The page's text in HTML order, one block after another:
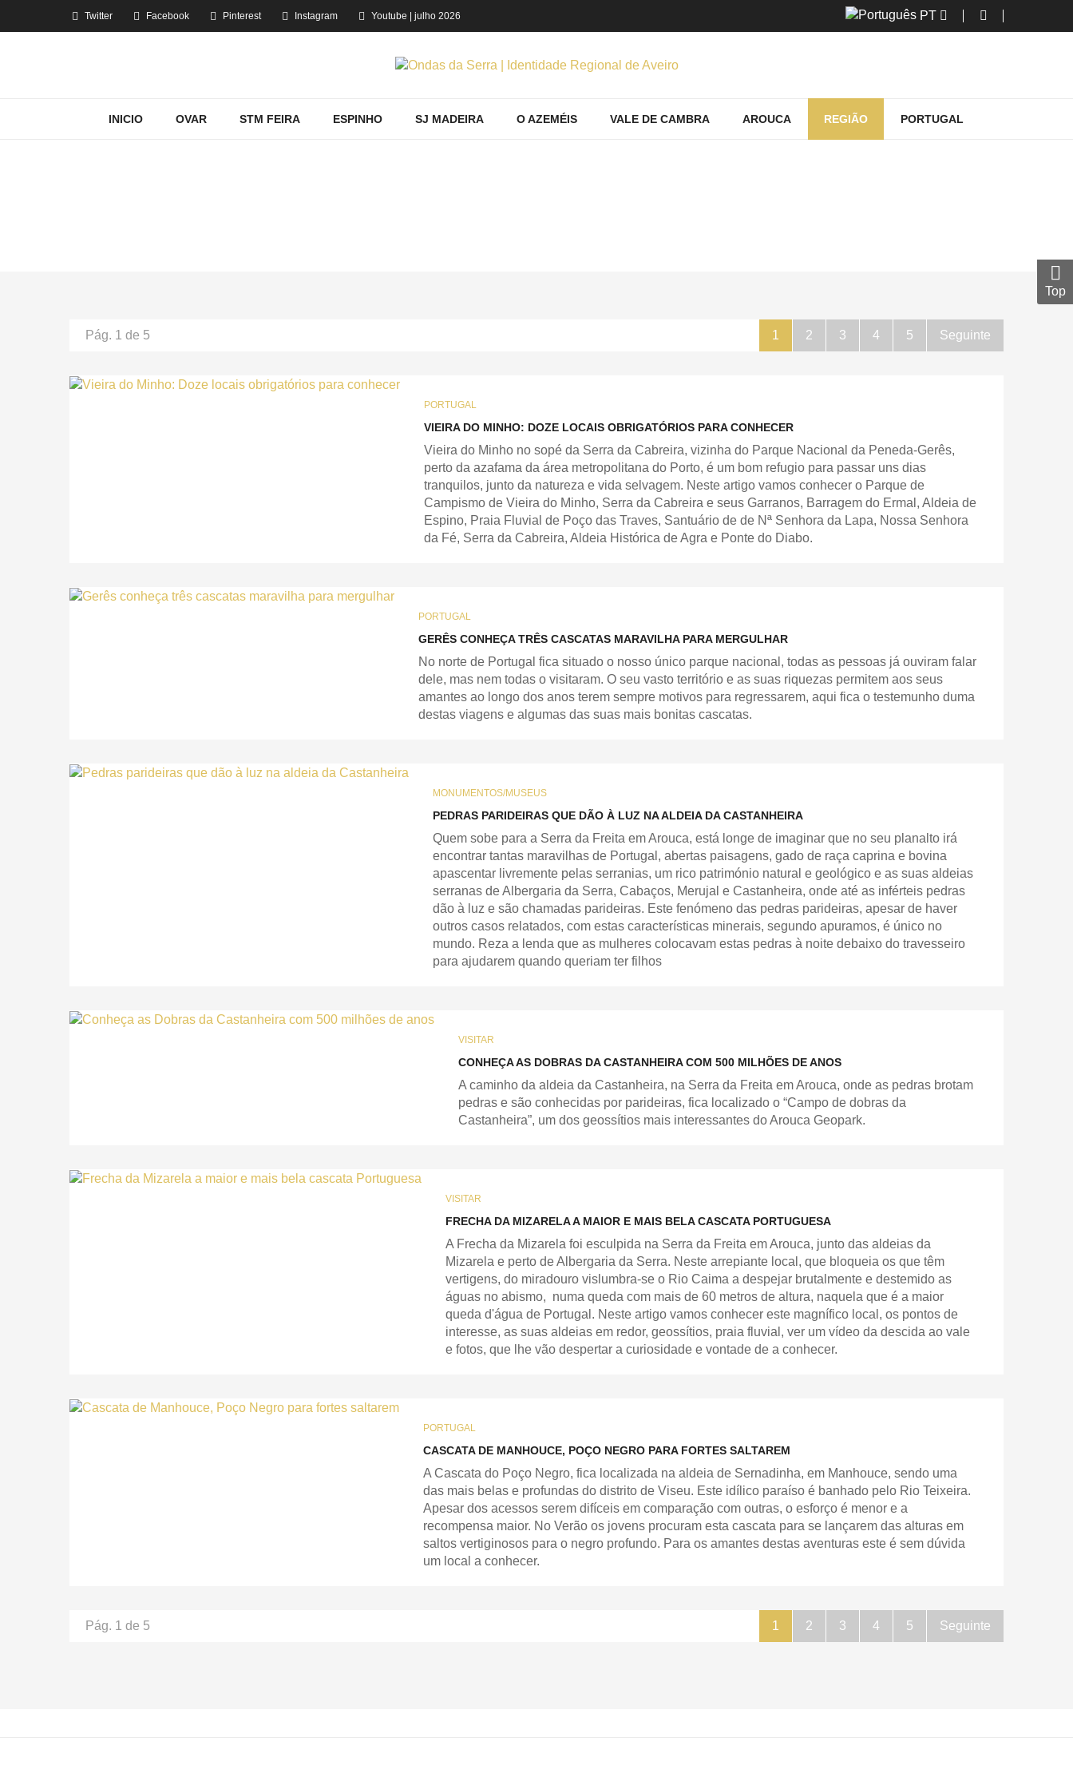
Twitter Facebook Pinterest Instagram Youtube | julho 2026 PT
INICIO OVAR STM FEIRA ESPINHO SJ MADEIRA O AZEMÉIS VALE DE CAMBRA AROUCA REGIÃO PORTUGAL
1 2 3 4 5 Seguinte
Pág. 1 de 5
PORTUGAL
VIEIRA DO MINHO: DOZE LOCAIS OBRIGATÓRIOS PARA CONHECER
Vieira do Minho no sopé da Serra da Cabreira, vizinha do Parque Nacional da Peneda-Gerês,
perto da azafama da área metropolitana do Porto, é um bom refugio para passar uns dias
tranquilos, junto da natureza e vida selvagem. Neste artigo vamos conhecer o Parque de
Campismo de Vieira do Minho, Serra da Cabreira e seus Garranos, Barragem do Ermal, Aldeia de
Espino, Praia Fluvial de Poço das Traves, Santuário de de Nª Senhora da Lapa, Nossa Senhora
da Fé, Serra da Cabreira, Aldeia Histórica de Agra e Ponte do Diabo.
PORTUGAL
GERÊS CONHEÇA TRÊS CASCATAS MARAVILHA PARA MERGULHAR
No norte de Portugal fica situado o nosso único parque nacional, todas as pessoas já ouviram falar
dele, mas nem todas o visitaram. O seu vasto território e as suas riquezas permitem aos seus
amantes ao longo dos anos terem sempre motivos para regressarem, aqui fica o testemunho duma
destas viagens e algumas das suas mais bonitas cascatas.
MONUMENTOS/MUSEUS
PEDRAS PARIDEIRAS QUE DÃO À LUZ NA ALDEIA DA CASTANHEIRA
Quem sobe para a Serra da Freita em Arouca, está longe de imaginar que no seu planalto irá
encontrar tantas maravilhas de Portugal, abertas paisagens, gado de raça caprina e bovina
apascentar livremente pelas serranias, um rico património natural e geológico e as suas aldeias
serranas de Albergaria da Serra, Cabaços, Merujal e Castanheira, onde até as inférteis pedras
dão à luz e são chamadas parideiras. Este fenómeno das pedras parideiras, apesar de haver
outros casos relatados, com estas características minerais, segundo apuramos, é único no
mundo. Reza a lenda que as mulheres colocavam estas pedras à noite debaixo do travesseiro
para ajudarem quando queriam ter filhos
VISITAR
CONHEÇA AS DOBRAS DA CASTANHEIRA COM 500 MILHÕES DE ANOS
A caminho da aldeia da Castanheira, na Serra da Freita em Arouca, onde as pedras brotam
pedras e são conhecidas por parideiras, fica localizado o “Campo de dobras da
Castanheira”, um dos geossítios mais interessantes do Arouca Geopark.
VISITAR
FRECHA DA MIZARELA A MAIOR E MAIS BELA CASCATA PORTUGUESA
A Frecha da Mizarela foi esculpida na Serra da Freita em Arouca, junto das aldeias da
Mizarela e perto de Albergaria da Serra. Neste arrepiante local, que bloqueia os que têm
vertigens, do miradouro vislumbra-se o Rio Caima a despejar brutalmente e destemido as
águas no abismo, numa queda com mais de 60 metros de altura, naquela que é a maior
queda d'água de Portugal. Neste artigo vamos conhecer este magnífico local, os pontos de
interesse, as suas aldeias em redor, geossítios, praia fluvial, ver um vídeo da descida ao vale
e fotos, que lhe vão despertar a curiosidade e vontade de a conhecer.
PORTUGAL
CASCATA DE MANHOUCE, POÇO NEGRO PARA FORTES SALTAREM
A Cascata do Poço Negro, fica localizada na aldeia de Sernadinha, em Manhouce, sendo uma
das mais belas e profundas do distrito de Viseu. Este idílico paraíso é banhado pelo Rio Teixeira.
Apesar dos acessos serem difíceis em comparação com outras, o esforço é menor e a
recompensa maior. No Verão os jovens procuram esta cascata para se lançarem das alturas em
saltos vertiginosos para o negro profundo. Para os amantes destas aventuras este é sem dúvida
um local a conhecer.
1 2 3 4 5 Seguinte
Pág. 1 de 5
Top